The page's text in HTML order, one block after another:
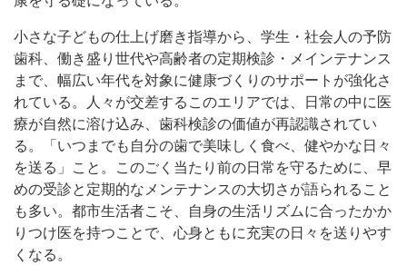
小さな子どもの仕上げ磨き指導から、学生・社会人の予防
歯科、働き盛り世代や高齢者の定期検診・メインテナンス
まで、幅広い年代を対象に健康づくりのサポートが強化さ
れている。人々が交差するこのエリアでは、日常の中に医
療が自然に溶け込み、歯科検診の価値が再認識されてい
る。「いつまでも自分の歯で美味しく食べ、健やかな日々
を送る」こと。このごく当たり前の日常を守るために、早
めの受診と定期的なメンテナンスの大切さが語られること
も多い。都市生活者こそ、自身の生活リズムに合ったかか
りつけ医を持つことで、心身ともに充実の日々を送りやす
くなる。